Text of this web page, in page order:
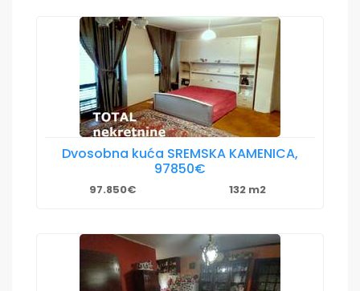
Dvosobna kuća SREMSKA KAMENICA,
97850€
97.850€ 132 m2